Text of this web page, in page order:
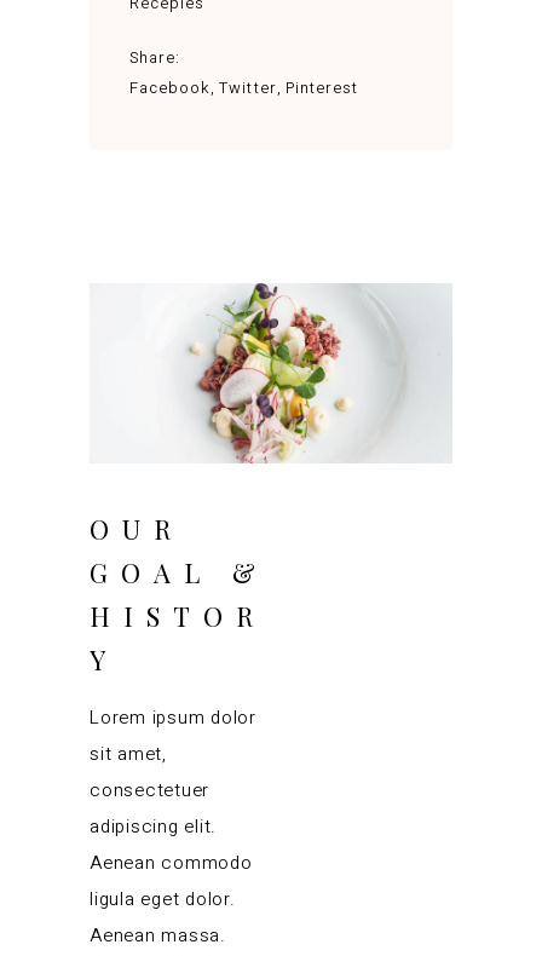
Share:
Facebook Twitter Pinterest
Agosto 20, 2018
OUR
GOAL &
HISTOR
Y
Lorem ipsum dolor
sit amet,
consectetuer
adipiscing elit.
Aenean commodo
ligula eget dolor.
Aenean massa.